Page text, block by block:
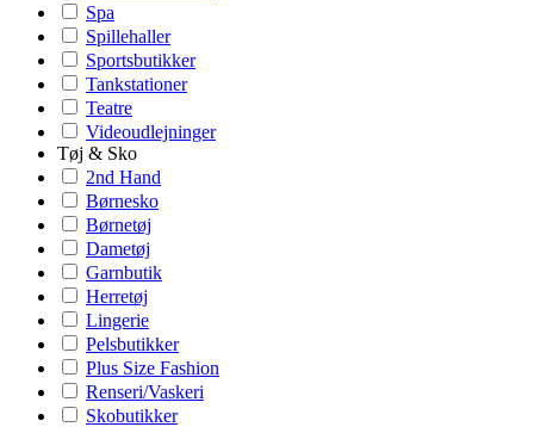
Spa
Spillehaller
Sportsbutikker
Tankstationer
Teatre
Videoudlejninger
Tøj & Sko
2nd Hand
Børnesko
Børnetøj
Dametøj
Garnbutik
Herretøj
Lingerie
Pelsbutikker
Plus Size Fashion
Renseri/Vaskeri
Skobutikker